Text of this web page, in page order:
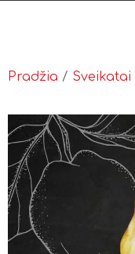
Pradžia / Sveikatai